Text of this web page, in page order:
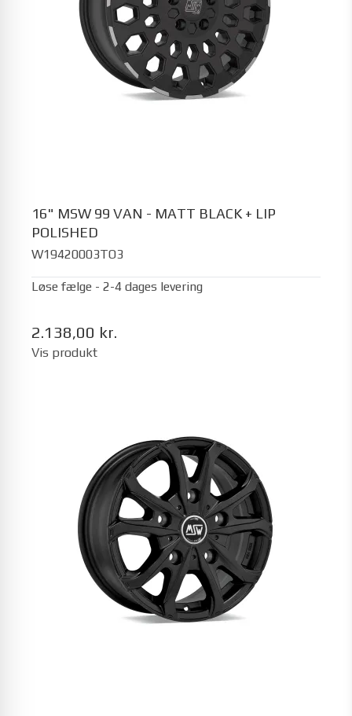
16" MSW 99 VAN - MATT BLACK + LIP
POLISHED
W19420003TO3
Løse fælge - 2-4 dages levering
2.138,00 kr.
Vis produkt